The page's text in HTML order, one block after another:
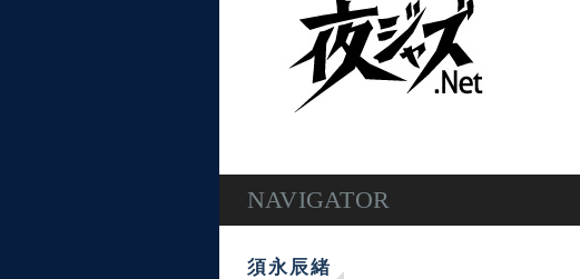
NAVIGATOR
須永辰緒